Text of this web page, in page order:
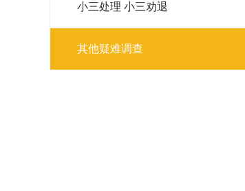
小三处理 小三劝退
其他疑难调查